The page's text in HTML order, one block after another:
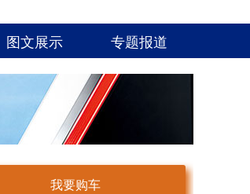
图文展示 专题报道
我要购车